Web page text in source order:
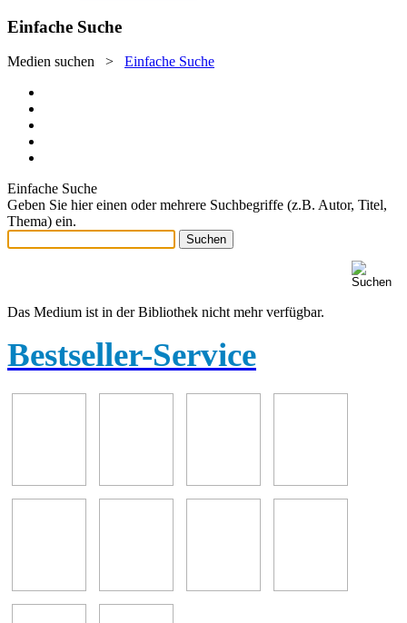
Einfache Suche
Medien suchen > Einfache Suche
Einfache Suche
Geben Sie hier einen oder mehrere Suchbegriffe (z.B. Autor, Titel,
Thema) ein.
Das Medium ist in der Bibliothek nicht mehr verfügbar.
Bestseller-Service